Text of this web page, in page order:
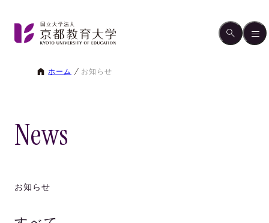
ホーム お知らせ
News
お知らせ